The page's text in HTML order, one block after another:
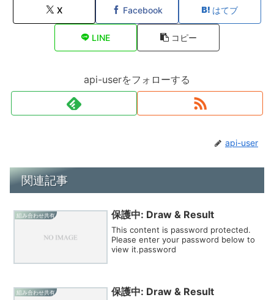
X Facebook はてブ
LINE コピー
api-userをフォローする
api-user
関連記事
組み合わせ共有 保護中: Draw & Result
This content is password protected.
Please enter your password below to
view it.password
組み合わせ共有 保護中: Draw & Result